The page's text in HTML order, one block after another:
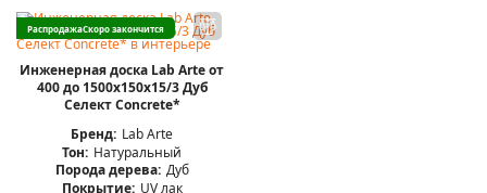
РаспродажаСкоро закончится
Инженерная доска Lab Arte от
400 до 1500х150х15/3 Дуб
Селект Concrete*
Бренд: Lab Arte
Тон: Натуральный
Порода дерева: Дуб
Покрытие: UV лак